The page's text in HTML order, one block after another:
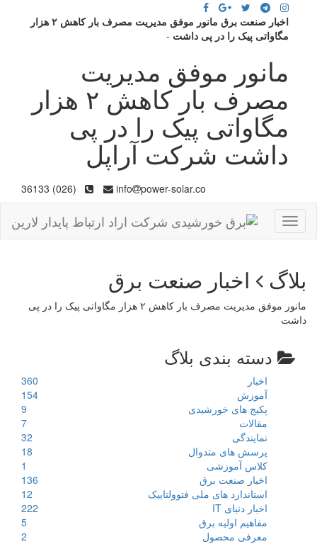
اخبار صنعت برق مانور موفق مدیریت مصرف بار کاهش ۲ هزار
مگاواتی پیک را در پی داشت -
مانور موفق مدیریت
مصرف بار کاهش ۲ هزار
مگاواتی پیک را در پی
داشت شرکت آراپل
info power-solar.co
(026) 36133
Toggle
navigation
بلاگ اخبار صنعت برق
مانور موفق مدیریت مصرف بار کاهش ۲ هزار مگاواتی پیک را در پی
داشت
دسته بندی بلاگ
اخبار
360
آموزش
154
پکیج های خورشیدی
9
مقالات
7
نمایندگی
32
پرسش های متدوال
18
کلاس آموزشی
1
اخبار صنعت برق
136
استاندارد های ملی فتوولتاییک
12
اخبار دنیای IT
222
مفاهیم اولیه برق
5
معرفی محصول
2